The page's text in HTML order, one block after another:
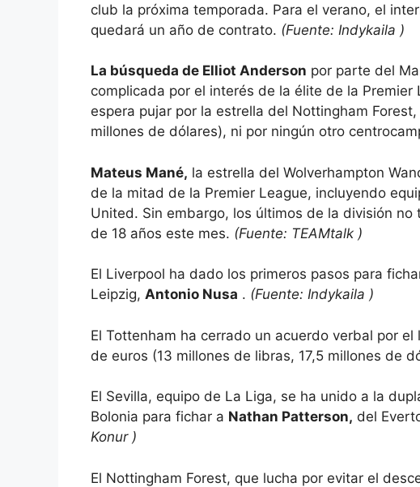
club la próxima temporada. Para el verano, el
quedará un año de contrato. (Fuente: Indykaila )
La búsqueda de Elliot Anderson por parte del
complicada por el interés de la élite de la
espera pujar por la estrella del Nottingham
millones de dólares), ni por ningún otro
Mateus Mané, la estrella del Wolverhampton
de la mitad de la Premier League, incluyendo
United. Sin embargo, los últimos de la división
de 18 años este mes. (Fuente: TEAMtalk )
El Liverpool ha dado los primeros pasos para
Leipzig, Antonio Nusa . (Fuente: Indykaila )
El Tottenham ha cerrado un acuerdo verbal por el
de euros (13 millones de libras, 17,5 millones de
El Sevilla, equipo de La Liga, se ha unido a la
Bolonia para fichar a Nathan Patterson, del
Konur)
El Nottingham Forest, que lucha por evitar el